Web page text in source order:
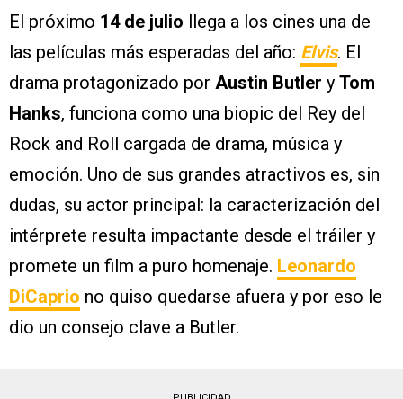
El próximo 14 de julio llega a los cines una de
las películas más esperadas del año: Elvis. El
drama protagonizado por Austin Butler y Tom
Hanks, funciona como una biopic del Rey del
Rock and Roll cargada de drama, música y
emoción. Uno de sus grandes atractivos es, sin
dudas, su actor principal: la caracterización del
intérprete resulta impactante desde el tráiler y
promete un film a puro homenaje. Leonardo
DiCaprio no quiso quedarse afuera y por eso le
dio un consejo clave a Butler.